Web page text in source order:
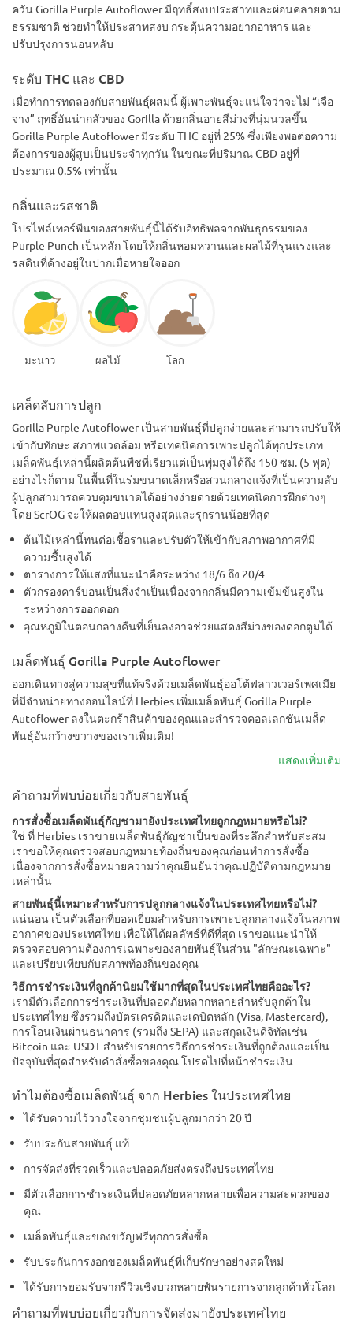
ควัน Gorilla Purple Autoflower มีฤทธิ์สงบประสาทและผ่อนคลายตาม
ธรรมชาติ ช่วยทำให้ประสาทสงบ กระตุ้นความอยากอาหาร และ
ปรับปรุงการนอนหลับ
ระดับ THC และ CBD
เมื่อทำการทดลองกับสายพันธุ์ผสมนี้ ผู้เพาะพันธุ์จะแน่ใจว่าจะไม่ “เจือ
จาง” ฤทธิ์อันน่ากลัวของ Gorilla ด้วยกลิ่นอายสีม่วงที่นุ่มนวลขึ้น
Gorilla Purple Autoflower มีระดับ THC อยู่ที่ 25% ซึ่งเพียงพอต่อความ
ต้องการของผู้สูบเป็นประจำทุกวัน ในขณะที่ปริมาณ CBD อยู่ที่
ประมาณ 0.5% เท่านั้น
กลิ่นและรสชาติ
โปรไฟล์เทอร์พีนของสายพันธุ์นี้ได้รับอิทธิพลจากพันธุกรรมของ
Purple Punch เป็นหลัก โดยให้กลิ่นหอมหวานและผลไม้ที่รุนแรงและ
รสดินที่ค้างอยู่ในปากเมื่อหายใจออก
มะนาว ผลไม้ โลก
เคล็ดลับการปลูก
Gorilla Purple Autoflower เป็นสายพันธุ์ที่ปลูกง่ายและสามารถปรับให้
เข้ากับทักษะ สภาพแวดล้อม หรือเทคนิคการเพาะปลูกได้ทุกประเภท
เมล็ดพันธุ์เหล่านี้ผลิตต้นพืชที่เรียวแต่เป็นพุ่มสูงได้ถึง 150 ซม. (5 ฟุต)
อย่างไรก็ตาม ในพื้นที่ในร่มขนาดเล็กหรือสวนกลางแจ้งที่เป็นความลับ
ผู้ปลูกสามารถควบคุมขนาดได้อย่างง่ายดายด้วยเทคนิคการฝึกต่างๆ
โดย ScrOG จะให้ผลตอบแทนสูงสุดและรุกรานน้อยที่สุด
ต้นไม้เหล่านี้ทนต่อเชื้อราและปรับตัวให้เข้ากับสภาพอากาศที่มี
ความชื้นสูงได้
ตารางการให้แสงที่แนะนำคือระหว่าง 18/6 ถึง 20/4
ตัวกรองคาร์บอนเป็นสิ่งจำเป็นเนื่องจากกลิ่นมีความเข้มข้นสูงใน
ระหว่างการออกดอก
อุณหภูมิในตอนกลางคืนที่เย็นลงอาจช่วยแสดงสีม่วงของดอกตูมได้
เมล็ดพันธุ์ Gorilla Purple Autoflower
ออกเดินทางสู่ความสุขที่แท้จริงด้วยเมล็ดพันธุ์ออโต้ฟลาวเวอร์เพศเมีย
ที่มีจำหน่ายทางออนไลน์ที่ Herbies เพิ่มเมล็ดพันธุ์ Gorilla Purple
Autoflower ลงในตะกร้าสินค้าของคุณและสำรวจคอลเลกชันเมล็ด
พันธุ์อันกว้างขวางของเราเพิ่มเติม!
แสดงเพิ่มเติม
คำถามที่พบบ่อยเกี่ยวกับสายพันธุ์
การสั่งซื้อเมล็ดพันธุ์กัญชามายังประเทศไทยถูกกฎหมายหรือไม่?
ใช่ ที่ Herbies เราขายเมล็ดพันธุ์กัญชาเป็นของที่ระลึกสำหรับสะสม
เราขอให้คุณตรวจสอบกฎหมายท้องถิ่นของคุณก่อนทำการสั่งซื้อ
เนื่องจากการสั่งซื้อหมายความว่าคุณยืนยันว่าคุณปฏิบัติตามกฎหมาย
เหล่านั้น
สายพันธุ์นี้เหมาะสำหรับการปลูกกลางแจ้งในประเทศไทยหรือไม่?
แน่นอน เป็นตัวเลือกที่ยอดเยี่ยมสำหรับการเพาะปลูกกลางแจ้งในสภาพ
อากาศของประเทศไทย เพื่อให้ได้ผลลัพธ์ที่ดีที่สุด เราขอแนะนำให้
ตรวจสอบความต้องการเฉพาะของสายพันธุ์ในส่วน "ลักษณะเฉพาะ"
และเปรียบเทียบกับสภาพท้องถิ่นของคุณ
วิธีการชำระเงินที่ลูกค้านิยมใช้มากที่สุดในประเทศไทยคืออะไร?
เรามีตัวเลือกการชำระเงินที่ปลอดภัยหลากหลายสำหรับลูกค้าใน
ประเทศไทย ซึ่งรวมถึงบัตรเครดิตและเดบิตหลัก (Visa, Mastercard),
การโอนเงินผ่านธนาคาร (รวมถึง SEPA) และสกุลเงินดิจิทัลเช่น
Bitcoin และ USDT สำหรับรายการวิธีการชำระเงินที่ถูกต้องและเป็น
ปัจจุบันที่สุดสำหรับคำสั่งซื้อของคุณ โปรดไปที่หน้าชำระเงิน
ทำไมต้องซื้อเมล็ดพันธุ์ จาก Herbies ในประเทศไทย
ได้รับความไว้วางใจจากชุมชนผู้ปลูกมากว่า 20 ปี
รับประกันสายพันธุ์ แท้
การจัดส่งที่รวดเร็วและปลอดภัยส่งตรงถึงประเทศไทย
มีตัวเลือกการชำระเงินที่ปลอดภัยหลากหลายเพื่อความสะดวกของ
คุณ
เมล็ดพันธุ์และของขวัญฟรีทุกการสั่งซื้อ
รับประกันการงอกของเมล็ดพันธุ์ที่เก็บรักษาอย่างสดใหม่
ได้รับการยอมรับจากรีวิวเชิงบวกหลายพันรายการจากลูกค้าทั่วโลก
คำถามที่พบบ่อยเกี่ยวกับการจัดส่งมายังประเทศไทย